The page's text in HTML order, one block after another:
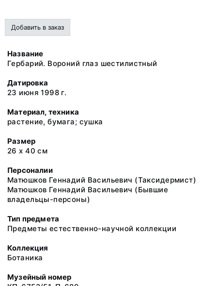
Добавить в заказ
Название
Гербарий. Вороний глаз шестилистный
Датировка
23 июня 1998 г.
Материал, техника
растение, бумага; сушка
Размер
26 х 40 см
Персоналии
Матюшков Геннадий Васильевич (Таксидермист)
Матюшков Геннадий Васильевич (Бывшие
владельцы-персоны)
Тип предмета
Предметы естественно-научной коллекции
Коллекция
Ботаника
Музейный номер